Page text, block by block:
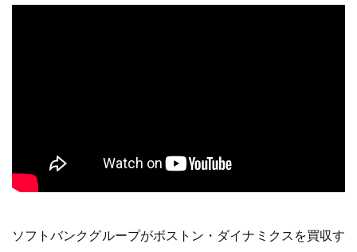
ソフトバンクグループがボストン・ダイナミクスを買収す